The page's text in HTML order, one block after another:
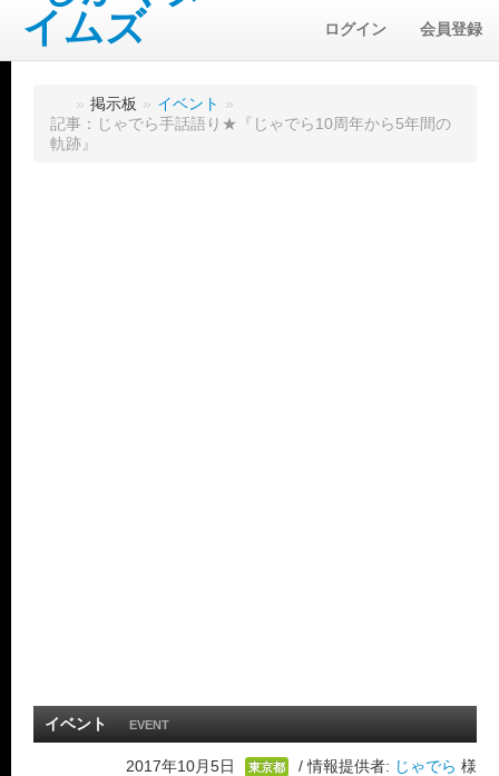
ログイン 会員登録
» 掲示板 » イベント »
記事：じゃでら手話語り★『じゃでら10周年から5年間の
軌跡』
イベント EVENT
2017年10月5日 東京都 / 情報提供者: じゃでら 様